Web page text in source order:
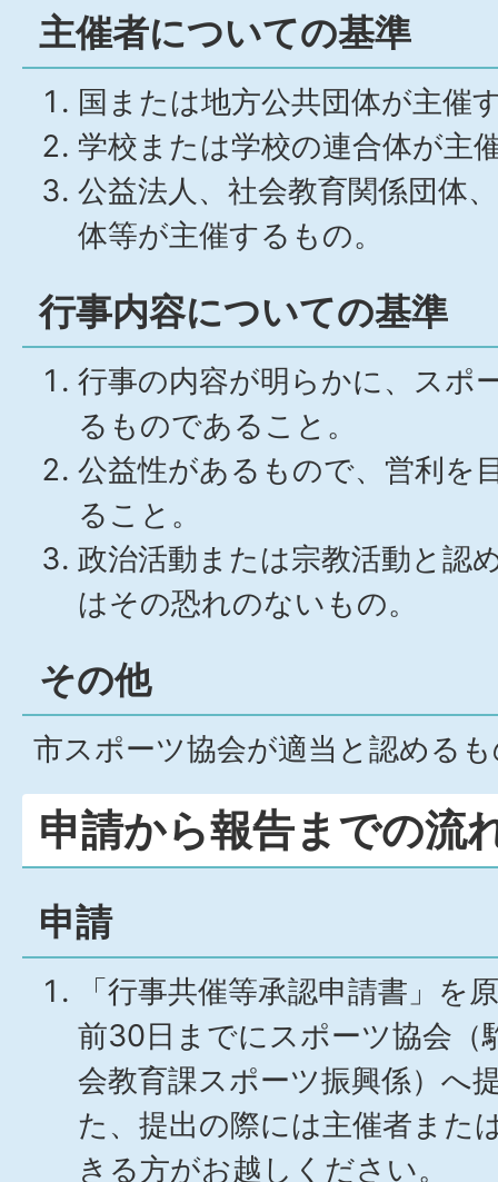
主催者についての基準
国または地方公共団体が主催
学校または学校の連合体が主
公益法人、社会教育関係団体
体等が主催するもの。
行事内容についての基準
行事の内容が明らかに、スポ
るものであること。
公益性があるもので、営利を
ること。
政治活動または宗教活動と認
はその恐れのないもの。
その他
市スポーツ協会が適当と認める
申請から報告までの流
申請
「行事共催等承認申請書」を
前30日までにスポーツ協会（
会教育課スポーツ振興係）へ
た、提出の際には主催者また
きる方がお越しください。